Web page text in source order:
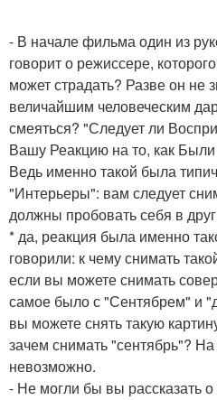
- В начале фильма один из
говорит о режиссере,
может страдать? Разве он не
величайшим человеческим
смеяться? "Следует ли
Вашу Реакцию на то, как
Ведь именно такой была
"Интерьеры": вам следует
должны пробовать себя в
* да, реакция была именно
говорили: к чему снимать
если вы можете снимать
самое было с "Сентябрем" и
вы можете снять такую
зачем снимать "сентябрь"?
невозможно.
- Не могли бы вы рассказать